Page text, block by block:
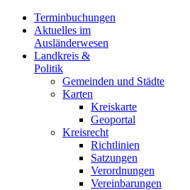
Terminbuchungen
Aktuelles im
Ausländerwesen
Landkreis &
Politik
Gemeinden und Städte
Karten
Kreiskarte
Geoportal
Kreisrecht
Richtlinien
Satzungen
Verordnungen
Vereinbarungen